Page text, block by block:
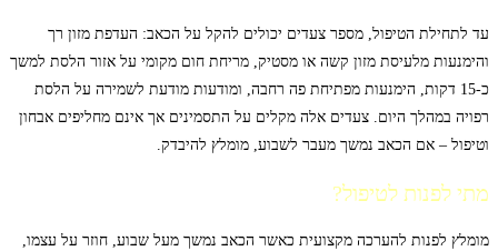
עד לתחילת הטיפול, מספר צעדים יכולים להקל על הכאב: העדפת מזון רך
והימנעות מלעיסת מזון קשה או מסטיק, מריחת חום מקומי על אזור הלסת למשך
כ-15 דקות, הימנעות מפתיחת פה רחבה, ומודעות מודעת לשמירה על הלסת
רפויה במהלך היום. צעדים אלה מקלים על התסמינים אך אינם מחליפים אבחון
וטיפול – אם הכאב נמשך מעבר לשבוע, מומלץ להיבדק.
מתי לפנות לטיפול?
מומלץ לפנות להערכה מקצועית כאשר הכאב נמשך מעל שבוע, חוזר על עצמו,